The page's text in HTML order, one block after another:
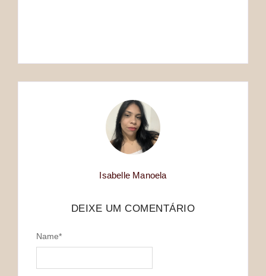
Isabelle Manoela
DEIXE UM COMENTÁRIO
Name*